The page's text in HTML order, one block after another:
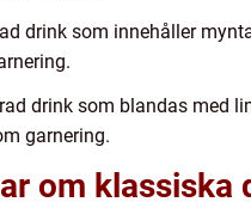
drink som innehåller
drink som blandas med
garnering.
om klassiska